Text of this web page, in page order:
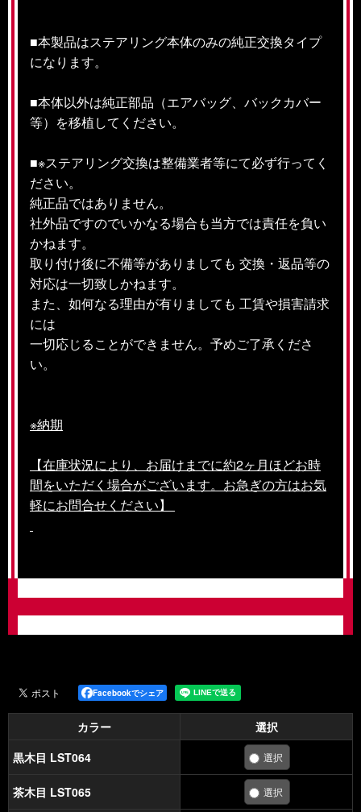
■本製品はステアリング本体のみの純正交換タイプ
になります。
■本体以外は純正部品（エアバッグ、バックカバー
等）を移植してください。
■※ステアリング交換は整備業者等にて必ず行ってく
ださい。
純正品ではありません。
社外品ですのでいかなる場合も当方では責任を負い
かねます。
取り付け後に不備等がありましても 交換・返品等の
対応は一切致しかねます。
また、如何なる理由が有りましても 工賃や損害請求
には
一切応じることができません。予めご了承くださ
い。
※納期
【在庫状況により、お届けまでに約2ヶ月ほどお時
間をいただく場合がございます。お急ぎの方はお気
軽にお問合せください】
Facebookでシェア
カラー
選択
黒木目 LST064
茶木目 LST065